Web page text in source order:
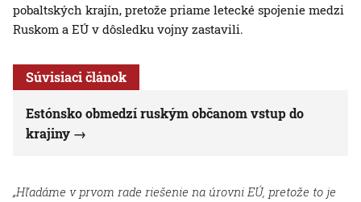
pobaltských krajín, pretože priame letecké spojenie medzi
Ruskom a EÚ v dôsledku vojny zastavili.
Súvisiaci článok
Estónsko obmedzí ruským občanom vstup do
krajiny
„Hľadáme v prvom rade riešenie na úrovni EÚ, pretože to je